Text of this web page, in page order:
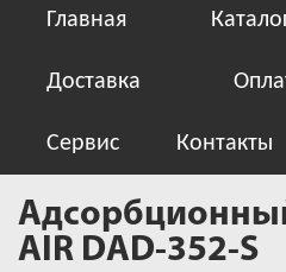
Главная
Доставка
Сервис Контакты
AIR DAD-352-S